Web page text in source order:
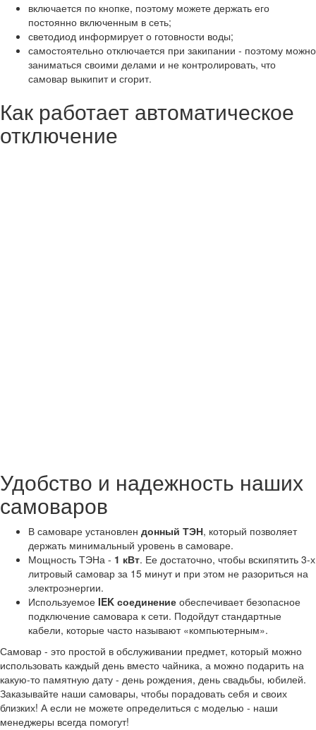
включается по кнопке, поэтому можете держать его
постоянно включенным в сеть;
светодиод информирует о готовности воды;
самостоятельно отключается при закипании - поэтому можно
заниматься своими делами и не контролировать, что
самовар выкипит и сгорит.
Как работает автоматическое
отключение
Удобство и надежность наших
самоваров
В самоваре установлен донный ТЭН, который позволяет
держать минимальный уровень в самоваре.
Мощность ТЭНа - 1 кВт. Ее достаточно, чтобы вскипятить 3-х
литровый самовар за 15 минут и при этом не разориться на
электроэнергии.
Используемое IEK соединение обеспечивает безопасное
подключение самовара к сети. Подойдут стандартные
кабели, которые часто называют «компьютерным».
Самовар - это простой в обслуживании предмет, который можно
использовать каждый день вместо чайника, а можно подарить на
какую-то памятную дату - день рождения, день свадьбы, юбилей.
Заказывайте наши самовары, чтобы порадовать себя и своих
близких! А если не можете определиться с моделью - наши
менеджеры всегда помогут!